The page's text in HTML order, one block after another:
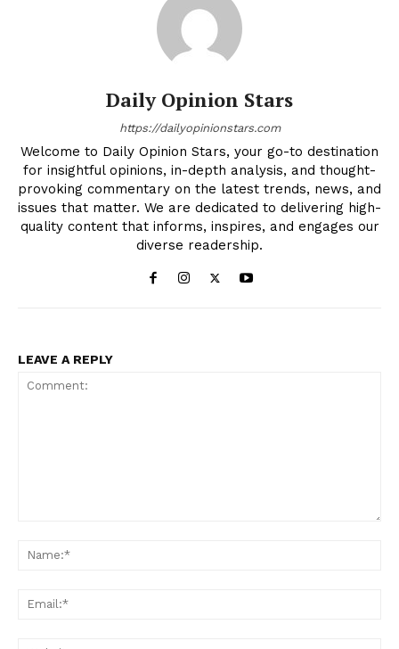
Daily Opinion Stars
https://dailyopinionstars.com
Welcome to Daily Opinion Stars, your go-to destination
for insightful opinions, in-depth analysis, and thought-
provoking commentary on the latest trends, news, and
issues that matter. We are dedicated to delivering high-
quality content that informs, inspires, and engages our
diverse readership.
LEAVE A REPLY